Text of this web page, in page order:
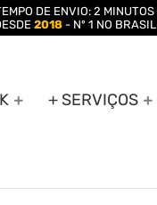
+ SERVIÇOS
DE ENVIO: 2 MINUTOS
2018- Nº 1 NO BRASIL